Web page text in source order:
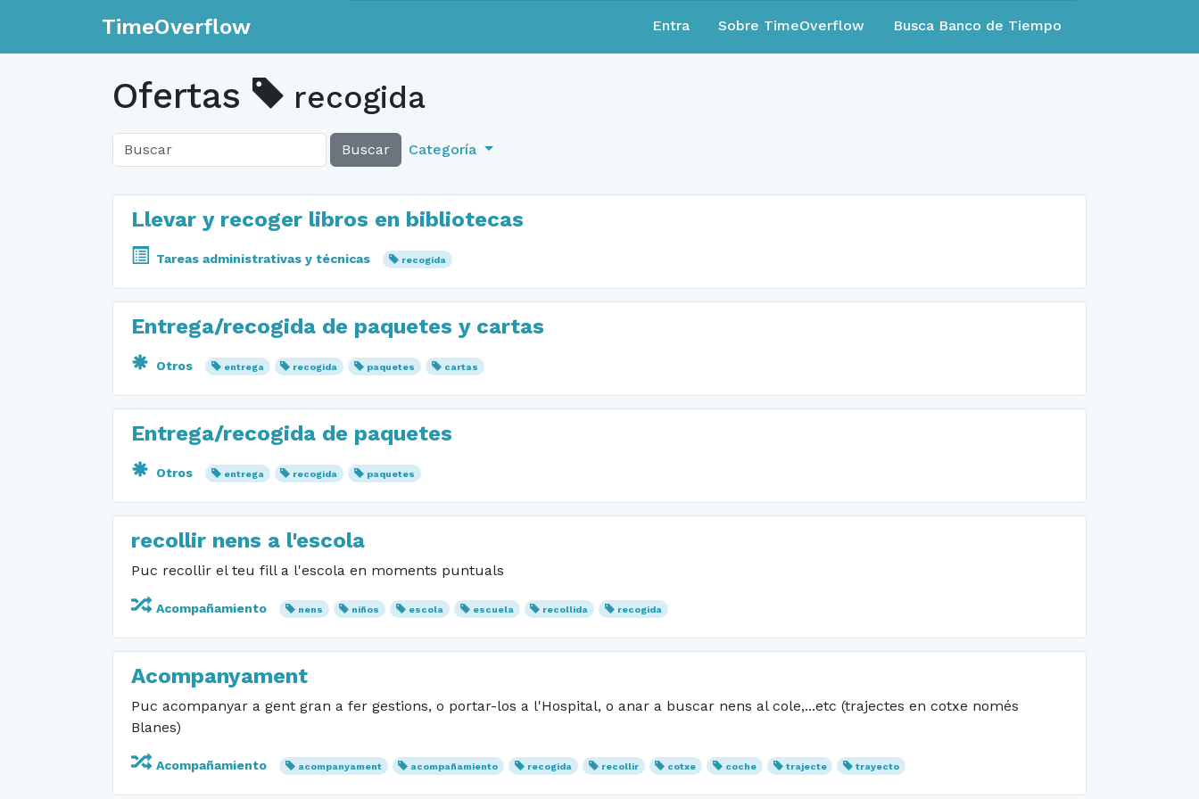
TimeOverflow Entra Sobre TimeOverflow Busca Banco de Tiempo
Ofertas recogida
Buscar Categoría
Llevar y recoger libros en bibliotecas
Tareas administrativas y técnicas recogida
Entrega/recogida de paquetes y cartas
Otros entrega recogida paquetes cartas
Entrega/recogida de paquetes
Otros entrega recogida paquetes
recollir nens a l'escola
Puc recollir el teu fill a l'escola en moments puntuals
Acompañamiento nens niños escola escuela recollida recogida
Acompanyament
Puc acompanyar a gent gran a fer gestions, o portar-los a l'Hospital, o anar a buscar nens al cole,...etc (trajectes en cotxe només
Blanes)
Acompañamiento acompanyament acompañamiento recogida recollir cotxe coche trajecte trayecto